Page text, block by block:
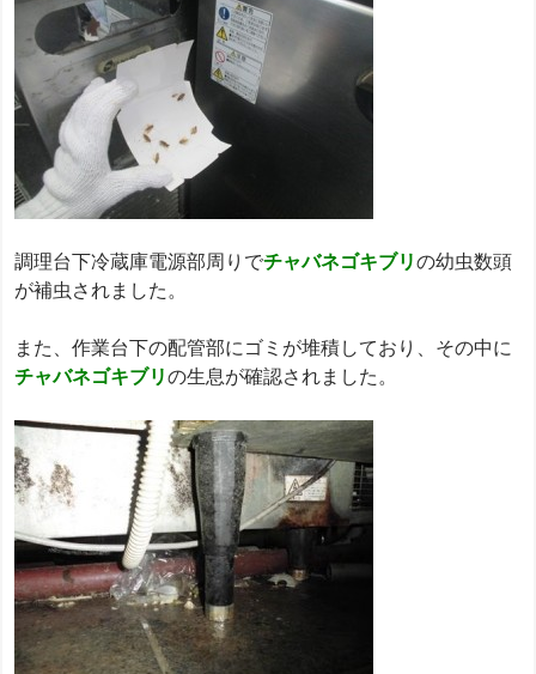
調理台下冷蔵庫電源部周りでチャバネゴキブリの幼虫数頭
が補虫されました。
また、作業台下の配管部にゴミが堆積しており、その中に
チャバネゴキブリの生息が確認されました。